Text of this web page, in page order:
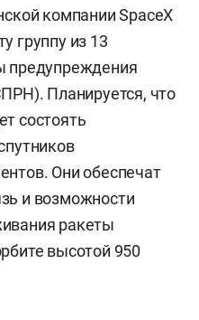
компании SpaceX
группу из 13
предупреждения
Планируется, что
состоять
Они обеспечат
и возможности
ракеты
высотой 950